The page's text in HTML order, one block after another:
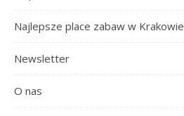
Najlepsze place zabaw w Krakowie
Newsletter
O nas